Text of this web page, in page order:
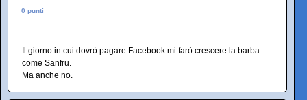
0 punti
Il giorno in cui dovrò pagare Facebook mi farò crescere la barba
come Sanfru.
Ma anche no.